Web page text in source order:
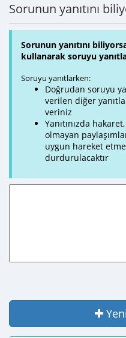
Sorunun yanıtını
Sorunun yanıtını
kullanarak soruyu
Soruyu yanıtlarken:
Doğrudan soruyu
verilen diğer
veriniz
Yanıtınızda
olmayan
uygun hareket
durdurulacaktır